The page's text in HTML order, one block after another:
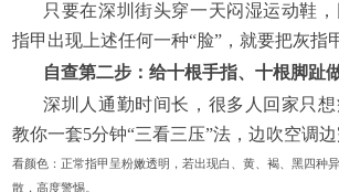
只要在深圳街头穿一天闷湿运动鞋
指甲出现上述任何一种“脸”，就要把灰指
自查第二步：给十根手指、十根脚趾
深圳人通勤时间长，很多人回家只想
教你一套5分钟“三看三压”法，边吹空调边
看颜色：正常指甲呈粉嫩透明，若出现白、黄、褐、黑四种
散，高度警惕。